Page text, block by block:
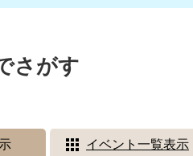
さがす
イベント一覧表示